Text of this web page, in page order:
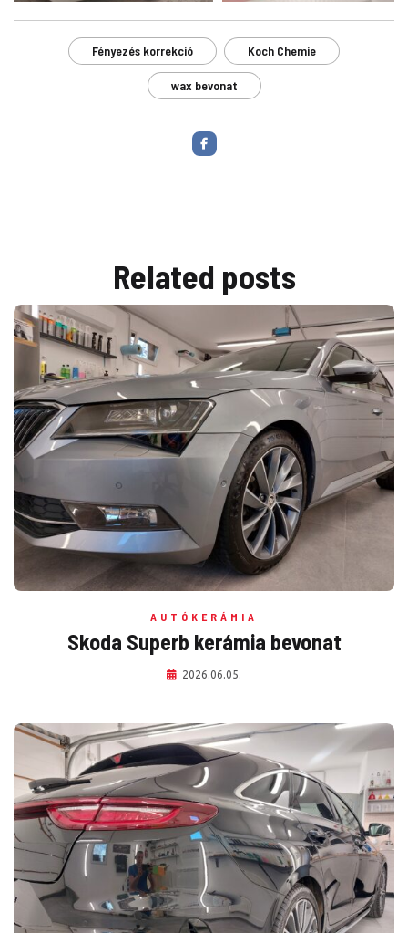
Fényezés korrekció Koch Chemie
wax bevonat
Related posts
AUTÓKERÁMIA
Skoda Superb kerámia bevonat
2026.06.05.